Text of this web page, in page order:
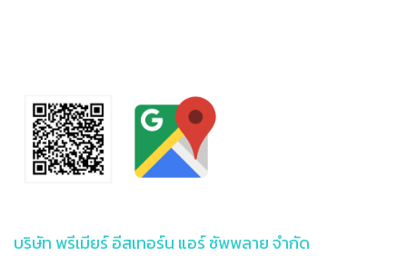
บริษัท พรีเมียร์ อีสเทอร์น แอร์ ซัพพลาย จำกัด